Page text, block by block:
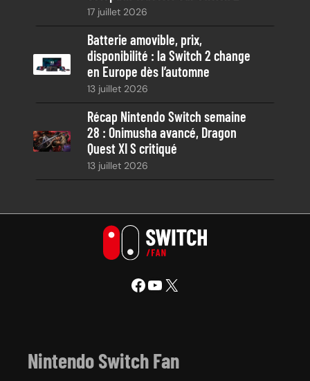
17 juillet 2026
Batterie amovible, prix,
disponibilité : la Switch 2 change
en Europe dès l’automne
13 juillet 2026
Récap Nintendo Switch semaine
28 : Onimusha avancé, Dragon
Quest XI S critiqué
13 juillet 2026
Facebook YouTube X
Nintendo Switch Fan